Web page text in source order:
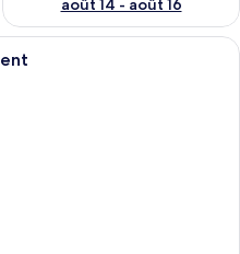
août 14 - août 16
Une rangée de cabanes en bois,